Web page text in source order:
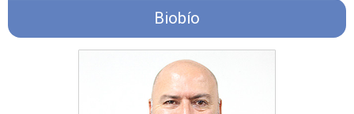
Biobío